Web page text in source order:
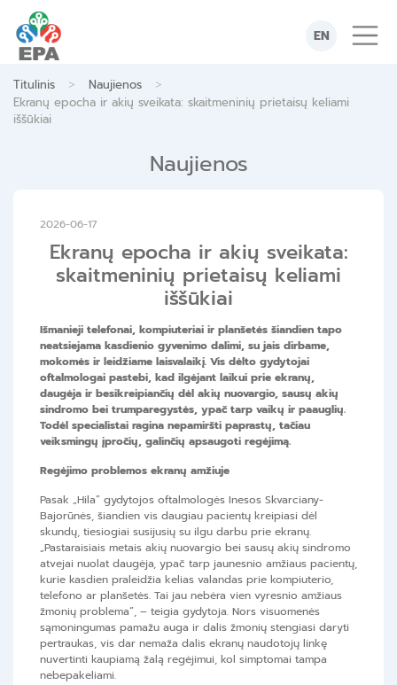
content
EN
Titulinis > Naujienos >
Ekranų epocha ir akių sveikata: skaitmeninių prietaisų keliami
iššūkiai
Naujienos
2026-06-17
Ekranų epocha ir akių sveikata:
skaitmeninių prietaisų keliami
iššūkiai
Išmanieji telefonai, kompiuteriai ir planšetės šiandien tapo
neatsiejama kasdienio gyvenimo dalimi, su jais dirbame,
mokomės ir leidžiame laisvalaikį. Vis dėlto gydytojai
oftalmologai pastebi, kad ilgėjant laikui prie ekranų,
daugėja ir besikreipiančių dėl akių nuovargio, sausų akių
sindromo bei trumparegystės, ypač tarp vaikų ir paauglių.
Todėl specialistai ragina nepamiršti paprastų, tačiau
veiksmingų įpročių, galinčių apsaugoti regėjimą.
Regėjimo problemos ekranų amžiuje
Pasak „Hila” gydytojos oftalmologės Inesos Skvarciany-
Bajorūnės, šiandien vis daugiau pacientų kreipiasi dėl
skundų, tiesiogiai susijusių su ilgu darbu prie ekranų.
„Pastaraisiais metais akių nuovargio bei sausų akių sindromo
atvejai nuolat daugėja, ypač tarp jaunesnio amžiaus pacientų,
kurie kasdien praleidžia kelias valandas prie kompiuterio,
telefono ar planšetės. Tai jau nebėra vien vyresnio amžiaus
žmonių problema”, – teigia gydytoja. Nors visuomenės
sąmoningumas pamažu auga ir dalis žmonių stengiasi daryti
pertraukas, vis dar nemaža dalis ekranų naudotojų linkę
nuvertinti kaupiamą žalą regėjimui, kol simptomai tampa
nebepakeliami.